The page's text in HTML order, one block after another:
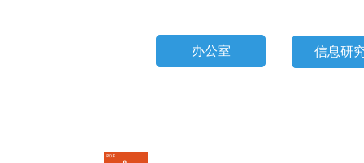
办公室 信息研